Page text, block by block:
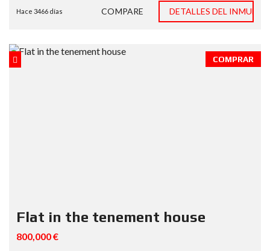
Hace 3466 días COMPARE DETALLES DEL
COMPRAR
Flat in the tenement house
800,000 €